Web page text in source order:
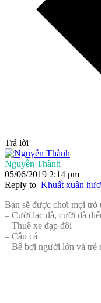
Trả lời
Nguyễn Thành
05/06/2019 2:14 pm
Reply to Khuất xuân
Bạn sẽ được chơi mọi
– Cưỡi lạc đà, cưỡi đà
– Thuê xe đạp đôi
– Câu cá
– Bể bơi người lớn và trẻ